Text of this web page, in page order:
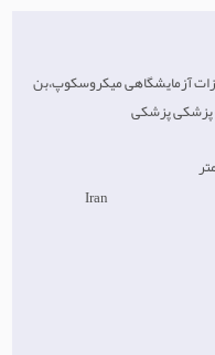
آزمایشگاهی میکروسکوپ،بن
پزشکی پزشکی
Iran